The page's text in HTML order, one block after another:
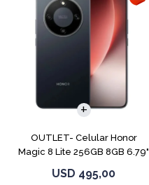
OUTLET- Celular Honor
Magic 8 Lite 256GB 8GB 6.79"
USD 495,00